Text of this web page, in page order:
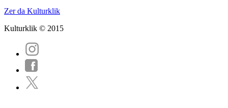
Zer da Kulturklik
Kulturklik © 2015